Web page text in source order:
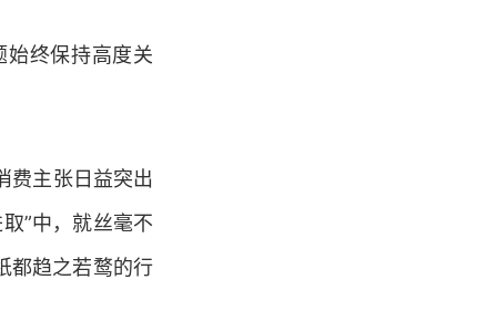
始终保持高度关
费主张日益突出
”中，就丝毫不
都趋之若鹜的行